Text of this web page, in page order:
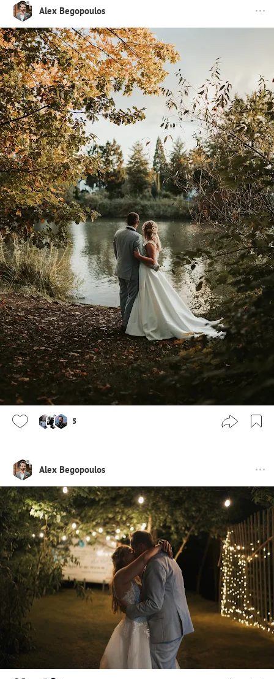
Alex Begopoulos
5
Alex Begopoulos